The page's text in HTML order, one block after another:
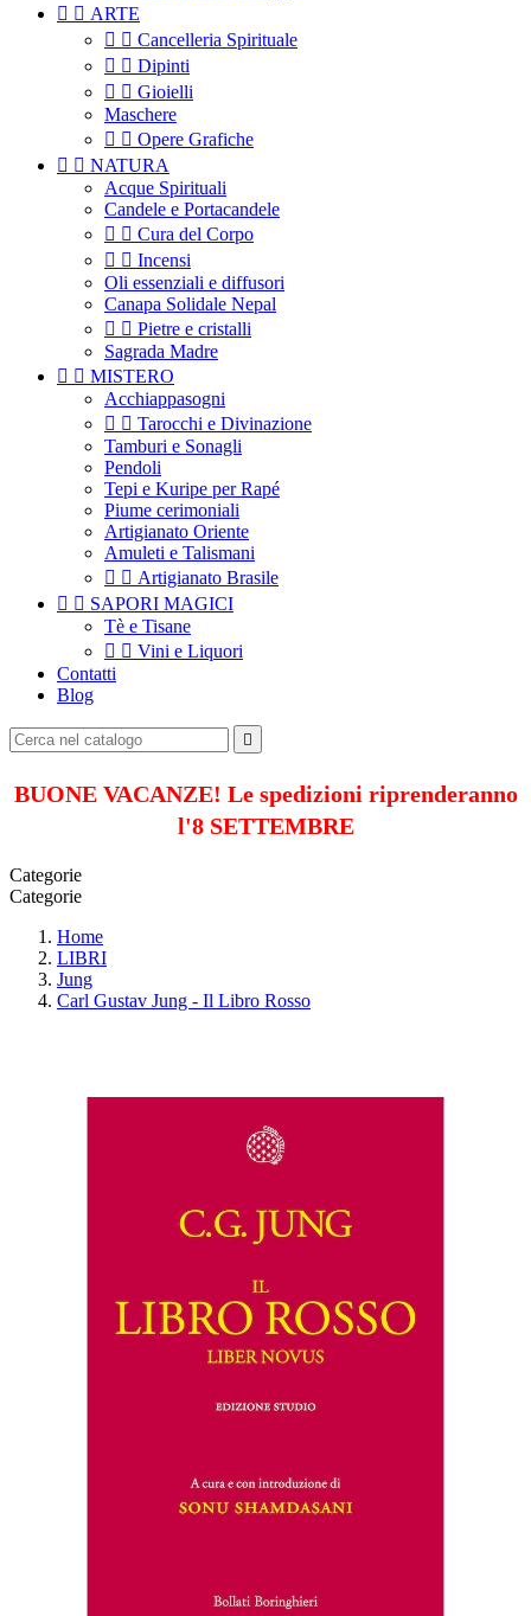
  ARTE
  Cancelleria Spirituale
  Dipinti
  Gioielli
Maschere
  Opere Grafiche
  NATURA
Acque Spirituali
Candele e Portacandele
  Cura del Corpo
  Incensi
Oli essenziali e diffusori
Canapa Solidale Nepal
  Pietre e cristalli
Sagrada Madre
  MISTERO
Acchiappasogni
  Tarocchi e Divinazione
Tamburi e Sonagli
Pendoli
Tepi e Kuripe per Rapé
Piume cerimoniali
Artigianato Oriente
Amuleti e Talismani
  Artigianato Brasile
  SAPORI MAGICI
Tè e Tisane
  Vini e Liquori
Contatti
Blog

BUONE VACANZE! Le spedizioni riprenderanno
l'8 SETTEMBRE
Categorie
Categorie
Home
LIBRI
Jung
Carl Gustav Jung - Il Libro Rosso